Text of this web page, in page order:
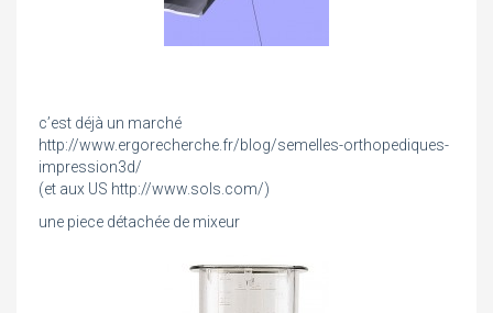
c’est déjà un marché
http://www.ergorecherche.fr/blog/semelles-orthopediques-
impression3d/
(et aux US http://www.sols.com/)
une piece détachée de mixeur